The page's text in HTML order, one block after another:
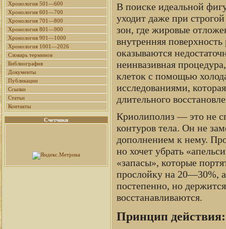
Хронология 501—600
Хронология 601—700
Хронология 701—800
Хронология 801—900
Хронология 901—1000
Хронология 1001—2026
Словарь терминов
Библиография
Документы
Публикации
Ссылки
Статьи
Контакты
Счетчики
В поиске идеальной
уходит даже при
зон, где жировые
внутренняя
оказываются
неинвазивная
клеток с помощью
исследованиями,
длительного
Криолиполиз — это не
контуров тела. Он не
дополнением к нему.
но хочет убрать
«запасы», которые
прослойку на 20—30%, а
постепенно, но
восстанавливаются.
Принцип